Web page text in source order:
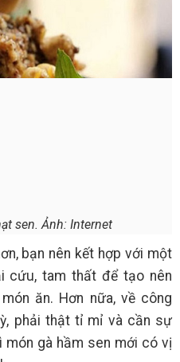
sen. Ảnh: Internet
bạn nên kết hợp với một
cứu, tam thất để tạo nên
ăn. Hơn nữa, về công
phải thật tỉ mỉ và cần sự
món gà hầm sen mới có vị